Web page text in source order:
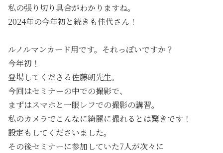
私の張り切り具合がわかりますね。
2024年の今年初と続きも佳代さん！
ルノルマンカード用です。それっぽいですか？
今年初！
登場してくださる佐藤朗先生。
今回はセミナーの中での撮影で、
まずはスマホと一眼レフでの撮影の講習。
私のカメラでこんなに綺麗に撮れるとは驚きです！
設定もしてくださいました。
その後セミナーに参加していた7人が次々に